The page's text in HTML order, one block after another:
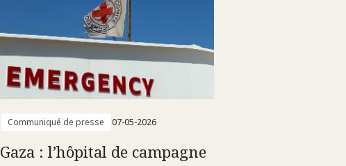
Communiqué de presse 07-05-2026
Gaza : l’hôpital de campagne